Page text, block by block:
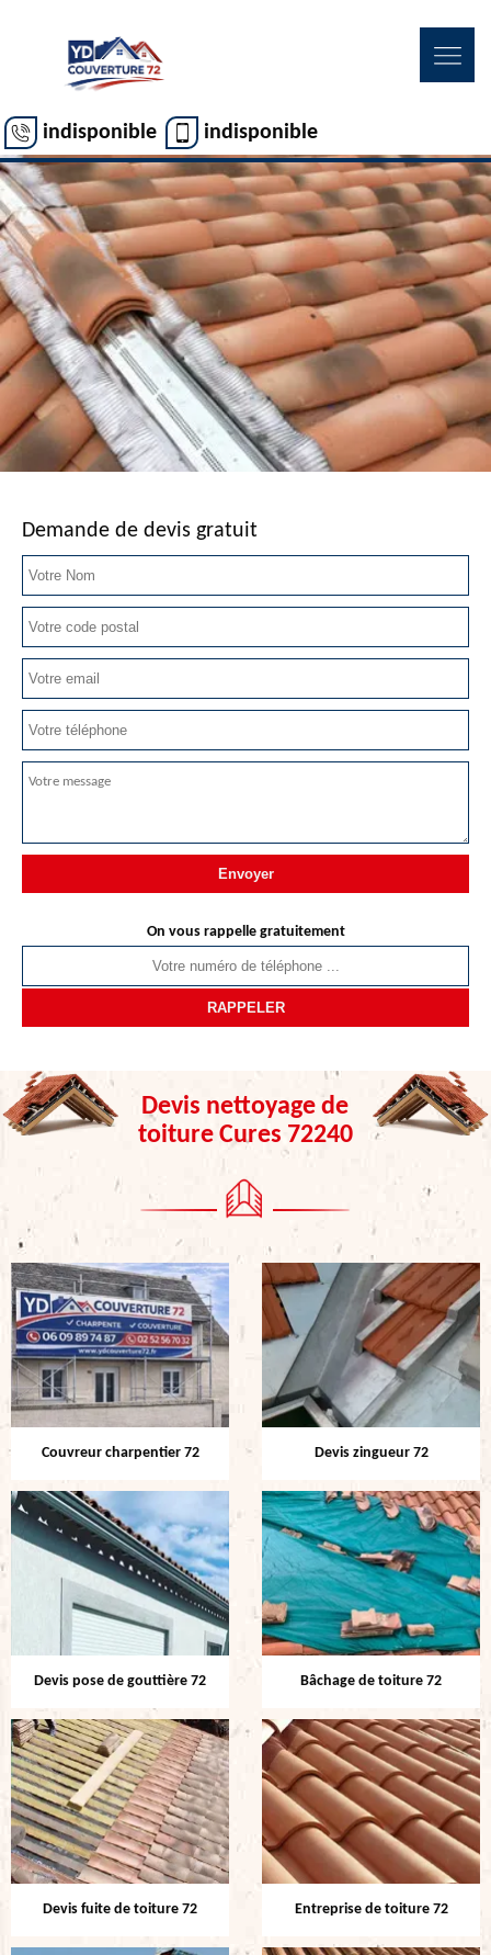
indisponible indisponible
Demande de devis gratuit
On vous rappelle gratuitement
Devis nettoyage de
toiture Cures 72240
Couvreur charpentier 72 Devis zingueur 72
Devis pose de gouttière 72 Bâchage de toiture 72
Devis fuite de toiture 72 Entreprise de toiture 72